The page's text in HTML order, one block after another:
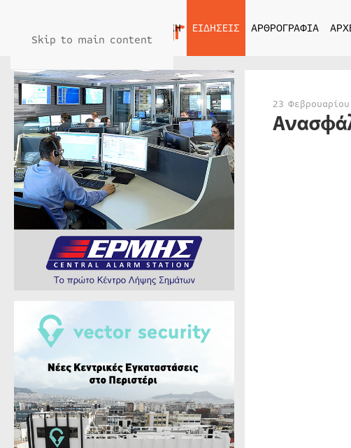
Skip to main content
ΑΡΧΙΚΗ ΕΙΔΗΣΕΙΣ ΑΡΘΡΟΓΡΑΦΙΑ
23